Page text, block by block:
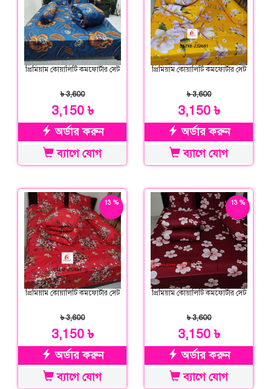
প্রিমিয়াম কোয়ালিটি কমফোর্টার সেট
৳ 3,600
3,150 ৳
অর্ডার করুন
ব্যাগে যোগ
প্রিমিয়াম কোয়ালিটি কমফোর্টার সেট
৳ 3,600
3,150 ৳
অর্ডার করুন
ব্যাগে যোগ
13 %
প্রিমিয়াম কোয়ালিটি কমফোর্টার সেট
৳ 3,600
3,150 ৳
অর্ডার করুন
ব্যাগে যোগ
13 %
প্রিমিয়াম কোয়ালিটি কমফোর্টার সেট
৳ 3,600
3,150 ৳
অর্ডার করুন
ব্যাগে যোগ